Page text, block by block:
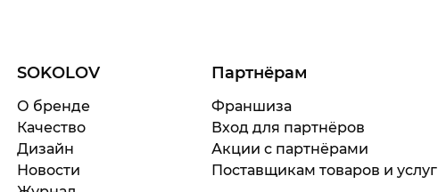
SOKOLOV
О бренде
Качество
Дизайн
Новости
Партнёрам
Франшиза
Вход для партнёров
Акции с партнёрами
Поставщикам товаров и услуг